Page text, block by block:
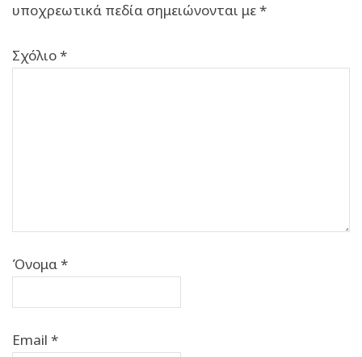
υποχρεωτικά πεδία σημειώνονται με*
Σχόλιο*
Όνομα*
Email *